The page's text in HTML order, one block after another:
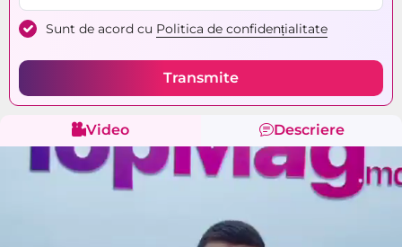
Sunt de acord cu Politica de confidențialitate
Transmite
Video Descriere